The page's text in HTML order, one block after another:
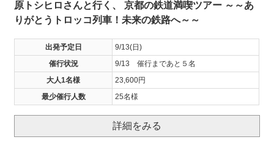
原トシヒロさんと行く、 京都の鉄道満喫ツアー ～～あ
りがとうトロッコ列車！未来の鉄路へ～～
出発予定日
9/13(日)
催行状況
9/13 催行まであと５名
大人1名様
23,600円
最少催行人数
25名様
詳細をみる